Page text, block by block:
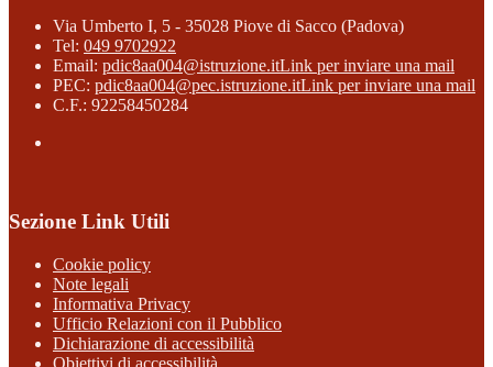
Via Umberto I, 5 - 35028 Piove di Sacco (Padova)
Tel: 049 9702922
Email: pdic8aa004@istruzione.itLink per inviare una mail
PEC: pdic8aa004@pec.istruzione.itLink per inviare una mail
C.F.: 92258450284
Sezione Link Utili
Cookie policy
Note legali
Informativa Privacy
Ufficio Relazioni con il Pubblico
Dichiarazione di accessibilità
Obiettivi di accessibilità